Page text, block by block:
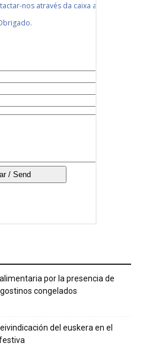
por la presencia de
congelados
del euskera en el